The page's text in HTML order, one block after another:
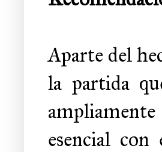
Aparte del
la partida
esencial con